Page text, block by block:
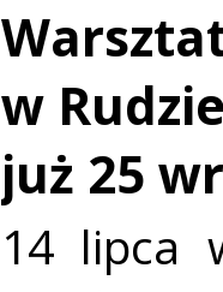
w
już 25
14 lipca